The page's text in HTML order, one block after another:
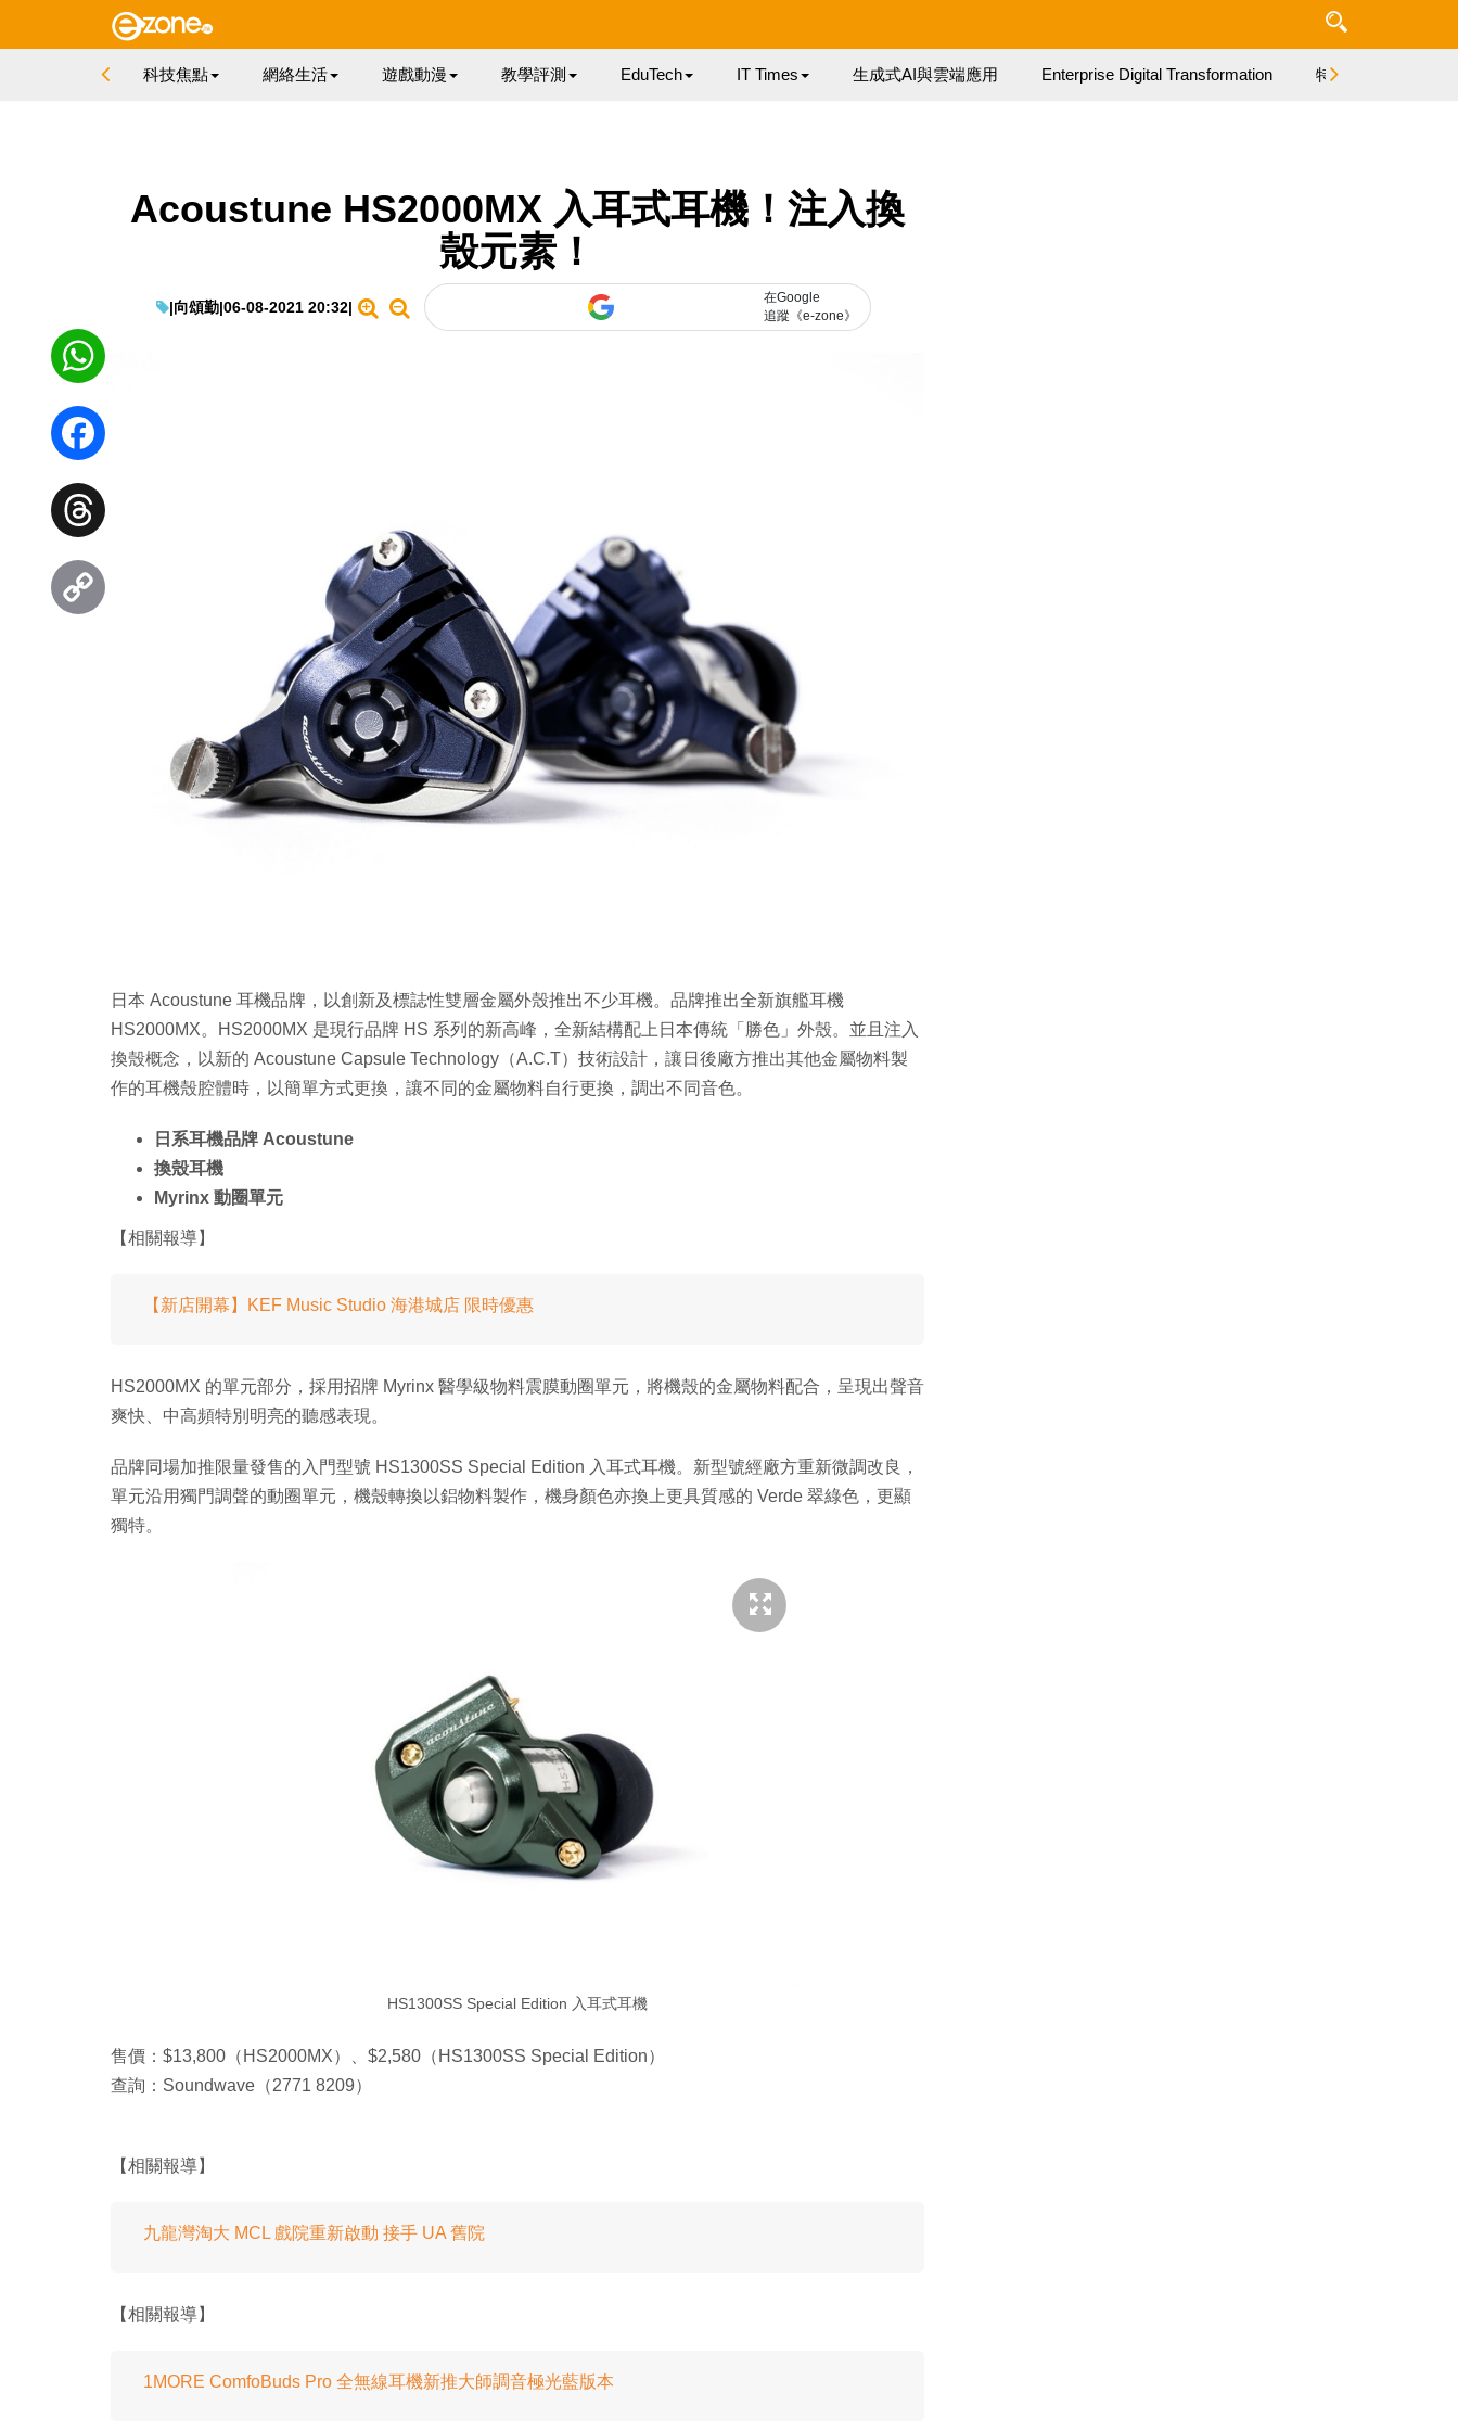
科技焦點 網絡生活 遊戲動漫 教學評測 EduTech IT Times 生成式AI與雲端應用 Enterprise Digital Transformation 特集
Acoustune HS2000MX 入耳式耳機！注入換
殼元素！
|向頌勤|06-08-2021 20:32|
在Google
追蹤《e-zone》
日本 Acoustune 耳機品牌，以創新及標誌性雙層金屬外殼推出不少耳機。品牌推出全新旗艦耳機
HS2000MX。HS2000MX 是現行品牌 HS 系列的新高峰，全新結構配上日本傳統「勝色」外殼。並且注入
換殼概念，以新的 Acoustune Capsule Technology（A.C.T）技術設計，讓日後廠方推出其他金屬物料製
作的耳機殼腔體時，以簡單方式更換，讓不同的金屬物料自行更換，調出不同音色。
日系耳機品牌 Acoustune
換殼耳機
Myrinx 動圈單元
【相關報導】
【新店開幕】KEF Music Studio 海港城店 限時優惠
HS2000MX 的單元部分，採用招牌 Myrinx 醫學級物料震膜動圈單元，將機殼的金屬物料配合，呈現出聲音
爽快、中高頻特別明亮的聽感表現。
品牌同場加推限量發售的入門型號 HS1300SS Special Edition 入耳式耳機。新型號經廠方重新微調改良，
單元沿用獨門調聲的動圈單元，機殼轉換以鋁物料製作，機身顏色亦換上更具質感的 Verde 翠綠色，更顯
獨特。
HS1300SS Special Edition 入耳式耳機
售價：$13,800（HS2000MX）、$2,580（HS1300SS Special Edition）
查詢：Soundwave（2771 8209）
【相關報導】
九龍灣淘大 MCL 戲院重新啟動 接手 UA 舊院
【相關報導】
1MORE ComfoBuds Pro 全無線耳機新推大師調音極光藍版本
WhatsApp
Facebook
Threads